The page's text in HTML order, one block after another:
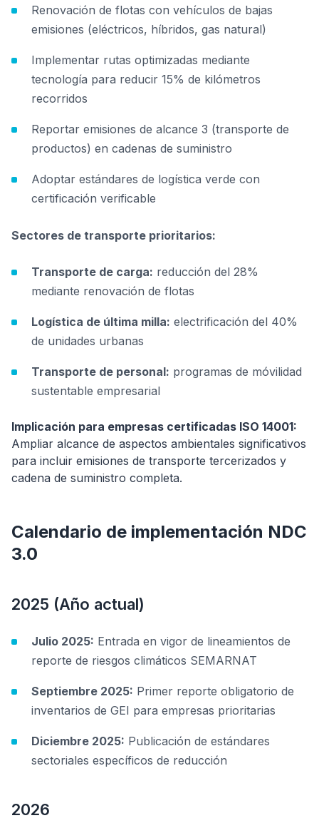
Renovación de flotas con vehículos de bajas
emisiones (eléctricos, híbridos, gas natural)
Implementar rutas optimizadas mediante
tecnología para reducir 15% de kilómetros
recorridos
Reportar emisiones de alcance 3 (transporte de
productos) en cadenas de suministro
Adoptar estándares de logística verde con
certificación verificable
Sectores de transporte prioritarios:
Transporte de carga: reducción del 28%
mediante renovación de flotas
Logística de última milla: electrificación del 40%
de unidades urbanas
Transporte de personal: programas de móvilidad
sustentable empresarial
Implicación para empresas certificadas ISO 14001:
Ampliar alcance de aspectos ambientales significativos
para incluir emisiones de transporte tercerizados y
cadena de suministro completa.
Calendario de implementación NDC
3.0
2025 (Año actual)
Julio 2025: Entrada en vigor de lineamientos de
reporte de riesgos climáticos SEMARNAT
Septiembre 2025: Primer reporte obligatorio de
inventarios de GEI para empresas prioritarias
Diciembre 2025: Publicación de estándares
sectoriales específicos de reducción
2026